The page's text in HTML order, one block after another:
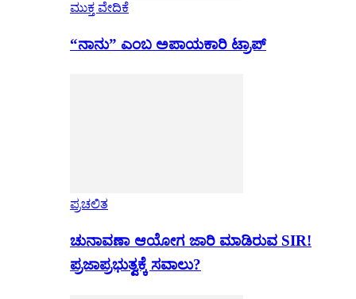
ಮುಕ್ತ ವೇದಿಕೆ
“ನಾನು” ಎಂಬ ಅಪಾಯಕಾರಿ ಟ್ರಾಪ್
ಪ್ರಚಲಿತ
ಚುನಾವಣಾ ಆಯೋಗ ಜಾರಿ ಮಾಡಿರುವ SIR!
ಪ್ರಜಾಪ್ರಭುತ್ವಕ್ಕೆ ಸವಾಲು?